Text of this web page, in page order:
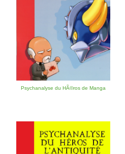
Psychanalyse du HÃ©ros de Manga